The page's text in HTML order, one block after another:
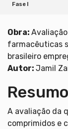
Fase I
Obra:
farmacêuticas
brasileiro
Autor: Jamil
Resumo
A avaliação da
comprimidos e